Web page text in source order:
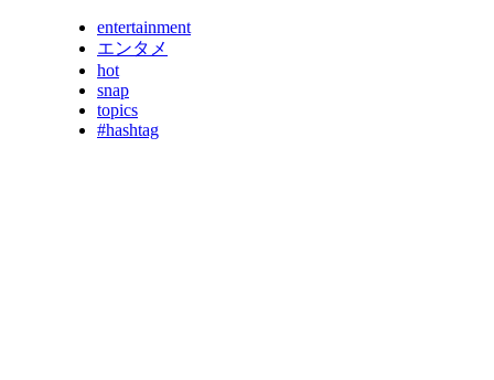
entertainment
エンタメ
hot
snap
topics
#hashtag